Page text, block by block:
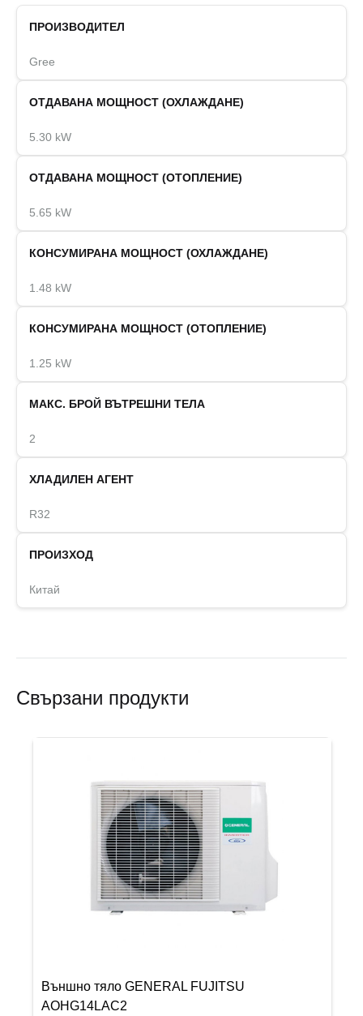
ПРОИЗВОДИТЕЛ
Gree
ОТДАВАНА МОЩНОСТ (ОХЛАЖДАНЕ)
5.30 kW
ОТДАВАНА МОЩНОСТ (ОТОПЛЕНИЕ)
5.65 kW
КОНСУМИРАНА МОЩНОСТ (ОХЛАЖДАНЕ)
1.48 kW
КОНСУМИРАНА МОЩНОСТ (ОТОПЛЕНИЕ)
1.25 kW
МАКС. БРОЙ ВЪТРЕШНИ ТЕЛА
2
ХЛАДИЛЕН АГЕНТ
R32
ПРОИЗХОД
Китай
Свързани продукти
Външно тяло GENERAL FUJITSU
AOHG14LAC2